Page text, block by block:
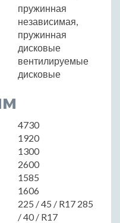
пружинная
независимая,
пружинная
дисковые
вентилируемые
дисковые
4730
1920
1300
2600
1585
1606
225 / 45 / R17 285
/ 40 / R17